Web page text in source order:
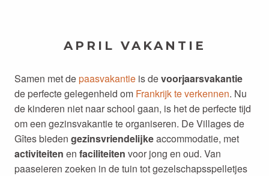
APRIL VAKANTIE
Samen met depaasvakantie is devoorjaarsvakantie
de perfecte gelegenheid om Frankrijk te verkennen. Nu
de kinderen niet naar school gaan, is het de perfecte tijd
om een gezinsvakantie te organiseren. De Villages de
Gîtes bieden gezinsvriendelijkeaccommodatie, met
activiteiten en faciliteiten voor jong en oud. Van
paaseieren zoeken in de tuin tot gezelschapsspelletjes